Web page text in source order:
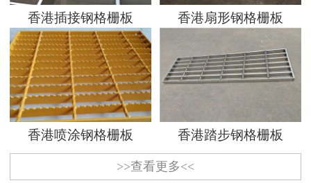
香港插接钢格栅板 香港扇形钢格栅板
香港喷涂钢格栅板 香港踏步钢格栅板
>>查看更多<<